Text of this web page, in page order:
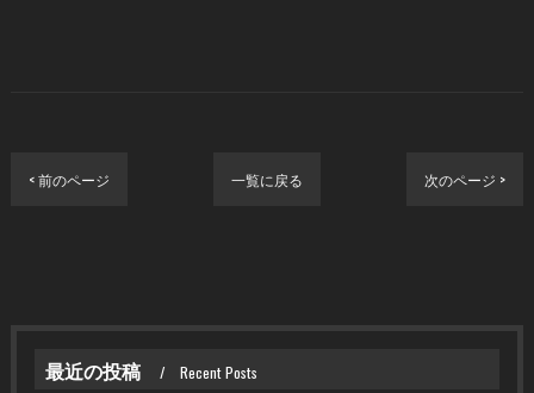
< 前のページ 一覧に戻る 次のページ >
最近の投稿 Recent Posts